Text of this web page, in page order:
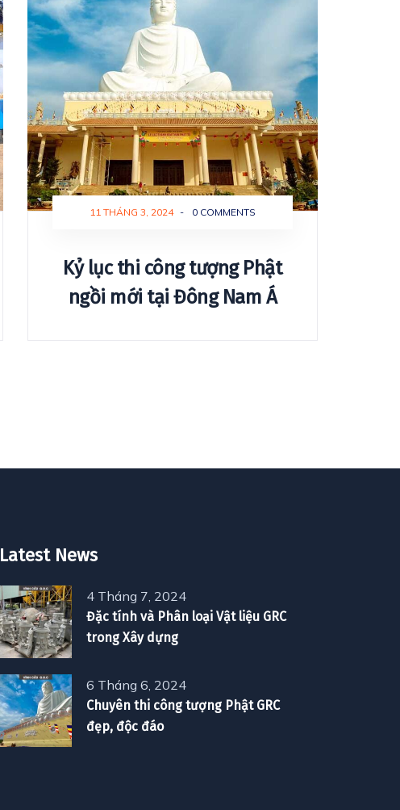
11 THÁNG 3, 2024 - 0 COMMENTS
Kỷ lục thi công tượng Phật
ngồi mới tại Đông Nam Á
Latest News
4 Tháng 7, 2024
Đặc tính và Phân loại Vật liệu GRC
trong Xây dựng
6 Tháng 6, 2024
Chuyên thi công tượng Phật GRC
đẹp, độc đáo